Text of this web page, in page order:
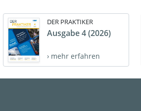
DER PRAKTIKER
Ausgabe 4 (2026)
› mehr erfahren